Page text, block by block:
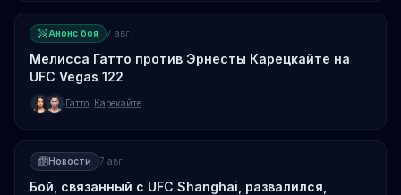
Анонс боя 7 авг.
Мелисса Гатто против Эрнесты Карецкайте на
UFC Vegas 122
Гатто, Карекайте
Новости 7 авг.
Бой, связанный с UFC Shanghai, развалился,